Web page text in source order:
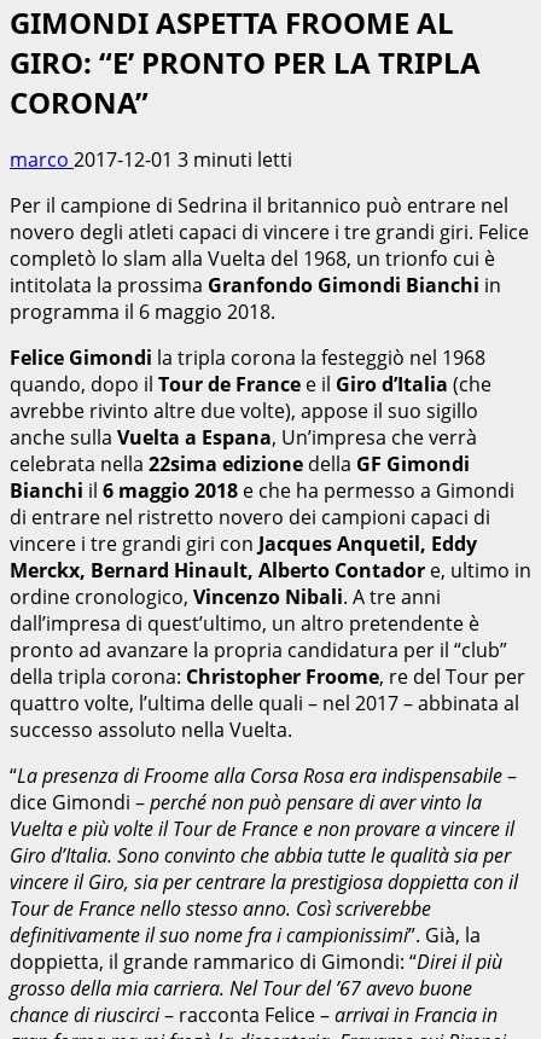
GIMONDI ASPETTA FROOME AL
GIRO: “E’ PRONTO PER LA TRIPLA
CORONA”
marco 2017-12-01 3 minuti letti
Per il campione di Sedrina il britannico può entrare nel
novero degli atleti capaci di vincere i tre grandi giri. Felice
completò lo slam alla Vuelta del 1968, un trionfo cui è
intitolata la prossima Granfondo Gimondi Bianchi in
programma il 6 maggio 2018.
Felice Gimondi la tripla corona la festeggiò nel 1968
quando, dopo il Tour de France e il Giro d’Italia (che
avrebbe rivinto altre due volte), appose il suo sigillo
anche sulla Vuelta a Espana, Un’impresa che verrà
celebrata nella 22sima edizione della GF Gimondi
Bianchi il 6 maggio 2018 e che ha permesso a Gimondi
di entrare nel ristretto novero dei campioni capaci di
vincere i tre grandi giri con Jacques Anquetil, Eddy
Merckx, Bernard Hinault, Alberto Contador e, ultimo in
ordine cronologico, Vincenzo Nibali. A tre anni
dall’impresa di quest’ultimo, un altro pretendente è
pronto ad avanzare la propria candidatura per il “club”
della tripla corona: Christopher Froome, re del Tour per
quattro volte, l’ultima delle quali – nel 2017 – abbinata al
successo assoluto nella Vuelta.
“La presenza di Froome alla Corsa Rosa era indispensabile–
dice Gimondi –perché non può pensare di aver vinto la
Vuelta e più volte il Tour de France e non provare a vincere il
Giro d’Italia. Sono convinto che abbia tutte le qualità sia per
vincere il Giro, sia per centrare la prestigiosa doppietta con il
Tour de France nello stesso anno. Così scriverebbe
definitivamente il suo nome fra i campionissimi”. Già, la
doppietta, il grande rammarico di Gimondi: “Direi il più
grosso della mia carriera. Nel Tour del ’67 avevo buone
chance di riuscirci– racconta Felice –arrivai in Francia in